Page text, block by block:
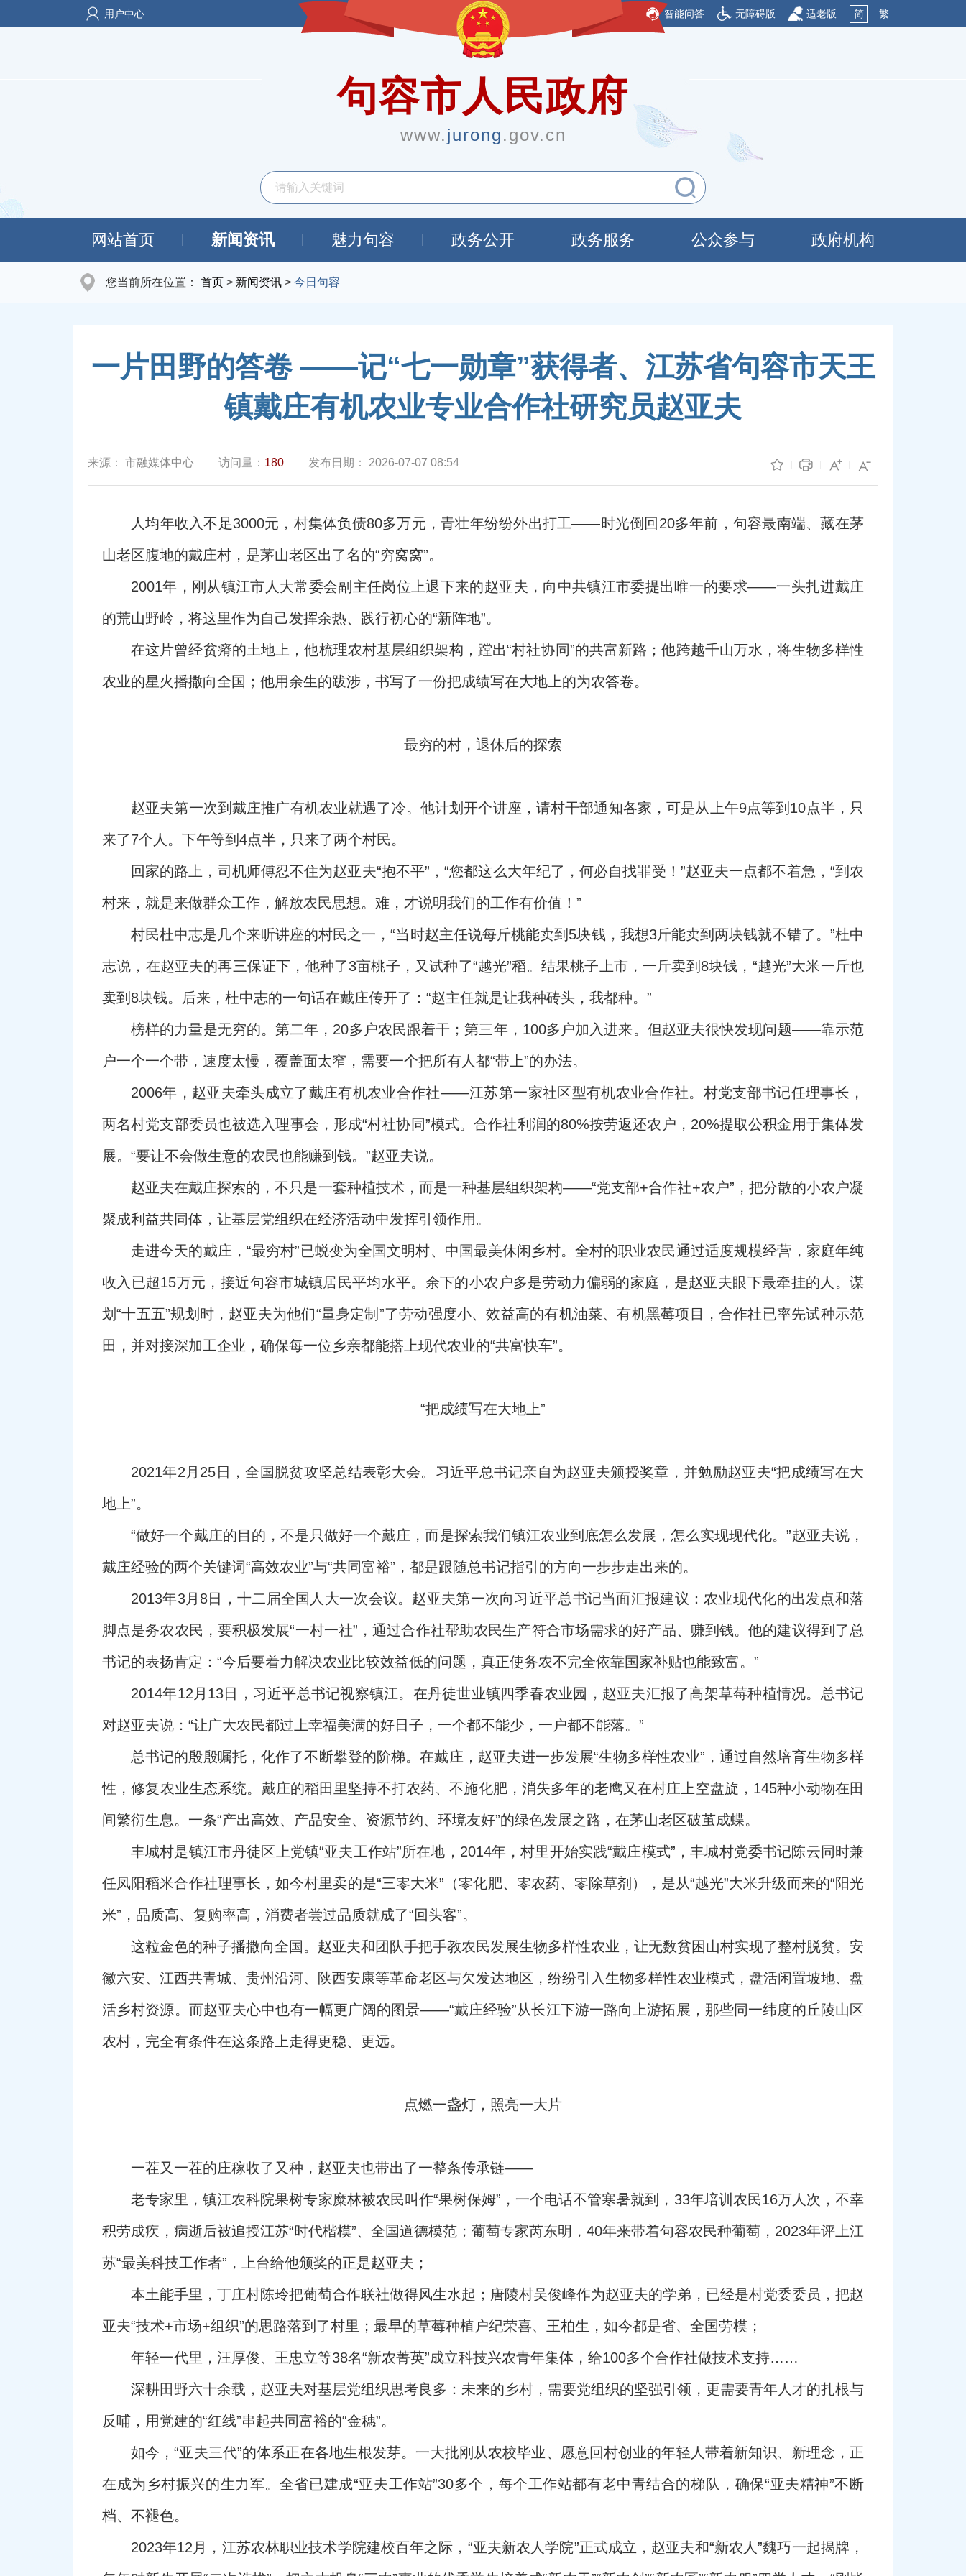
用户中心 智能问答 无障碍版 适老版 简 繁
句容市人民政府
www.jurong.gov.cn
网站首页 新闻资讯 魅力句容 政务公开 政务服务 公众参与 政府机构
您当前所在位置： 首页 > 新闻资讯 > 今日句容
一片田野的答卷 ——记“七一勋章”获得者、江苏省句容市天王
镇戴庄有机农业专业合作社研究员赵亚夫
来源： 市融媒体中心 访问量： 180 发布日期： 2026-07-07 08:54
人均年收入不足3000元，村集体负债80多万元，青壮年纷纷外出打工——时光倒回20多年前，句容最南端、藏在茅
山老区腹地的戴庄村，是茅山老区出了名的“穷窝窝”。
2001年，刚从镇江市人大常委会副主任岗位上退下来的赵亚夫，向中共镇江市委提出唯一的要求——一头扎进戴庄
的荒山野岭，将这里作为自己发挥余热、践行初心的“新阵地”。
在这片曾经贫瘠的土地上，他梳理农村基层组织架构，蹚出“村社协同”的共富新路；他跨越千山万水，将生物多样性
农业的星火播撒向全国；他用余生的跋涉，书写了一份把成绩写在大地上的为农答卷。
最穷的村，退休后的探索
赵亚夫第一次到戴庄推广有机农业就遇了冷。他计划开个讲座，请村干部通知各家，可是从上午9点等到10点半，只
来了7个人。下午等到4点半，只来了两个村民。
回家的路上，司机师傅忍不住为赵亚夫“抱不平”，“您都这么大年纪了，何必自找罪受！”赵亚夫一点都不着急，“到农
村来，就是来做群众工作，解放农民思想。难，才说明我们的工作有价值！”
村民杜中志是几个来听讲座的村民之一，“当时赵主任说每斤桃能卖到5块钱，我想3斤能卖到两块钱就不错了。”杜中
志说，在赵亚夫的再三保证下，他种了3亩桃子，又试种了“越光”稻。结果桃子上市，一斤卖到8块钱，“越光”大米一斤也
卖到8块钱。后来，杜中志的一句话在戴庄传开了：“赵主任就是让我种砖头，我都种。”
榜样的力量是无穷的。第二年，20多户农民跟着干；第三年，100多户加入进来。但赵亚夫很快发现问题——靠示范
户一个一个带，速度太慢，覆盖面太窄，需要一个把所有人都“带上”的办法。
2006年，赵亚夫牵头成立了戴庄有机农业合作社——江苏第一家社区型有机农业合作社。村党支部书记任理事长，
两名村党支部委员也被选入理事会，形成“村社协同”模式。合作社利润的80%按劳返还农户，20%提取公积金用于集体发
展。“要让不会做生意的农民也能赚到钱。”赵亚夫说。
赵亚夫在戴庄探索的，不只是一套种植技术，而是一种基层组织架构——“党支部+合作社+农户”，把分散的小农户凝
聚成利益共同体，让基层党组织在经济活动中发挥引领作用。
走进今天的戴庄，“最穷村”已蜕变为全国文明村、中国最美休闲乡村。全村的职业农民通过适度规模经营，家庭年纯
收入已超15万元，接近句容市城镇居民平均水平。余下的小农户多是劳动力偏弱的家庭，是赵亚夫眼下最牵挂的人。谋
划“十五五”规划时，赵亚夫为他们“量身定制”了劳动强度小、效益高的有机油菜、有机黑莓项目，合作社已率先试种示范
田，并对接深加工企业，确保每一位乡亲都能搭上现代农业的“共富快车”。
“把成绩写在大地上”
2021年2月25日，全国脱贫攻坚总结表彰大会。习近平总书记亲自为赵亚夫颁授奖章，并勉励赵亚夫“把成绩写在大
地上”。
“做好一个戴庄的目的，不是只做好一个戴庄，而是探索我们镇江农业到底怎么发展，怎么实现现代化。”赵亚夫说，
戴庄经验的两个关键词“高效农业”与“共同富裕”，都是跟随总书记指引的方向一步步走出来的。
2013年3月8日，十二届全国人大一次会议。赵亚夫第一次向习近平总书记当面汇报建议：农业现代化的出发点和落
脚点是务农农民，要积极发展“一村一社”，通过合作社帮助农民生产符合市场需求的好产品、赚到钱。他的建议得到了总
书记的表扬肯定：“今后要着力解决农业比较效益低的问题，真正使务农不完全依靠国家补贴也能致富。”
2014年12月13日，习近平总书记视察镇江。在丹徒世业镇四季春农业园，赵亚夫汇报了高架草莓种植情况。总书记
对赵亚夫说：“让广大农民都过上幸福美满的好日子，一个都不能少，一户都不能落。”
总书记的殷殷嘱托，化作了不断攀登的阶梯。在戴庄，赵亚夫进一步发展“生物多样性农业”，通过自然培育生物多样
性，修复农业生态系统。戴庄的稻田里坚持不打农药、不施化肥，消失多年的老鹰又在村庄上空盘旋，145种小动物在田
间繁衍生息。一条“产出高效、产品安全、资源节约、环境友好”的绿色发展之路，在茅山老区破茧成蝶。
丰城村是镇江市丹徒区上党镇“亚夫工作站”所在地，2014年，村里开始实践“戴庄模式”，丰城村党委书记陈云同时兼
任凤阳稻米合作社理事长，如今村里卖的是“三零大米”（零化肥、零农药、零除草剂），是从“越光”大米升级而来的“阳光
米”，品质高、复购率高，消费者尝过品质就成了“回头客”。
这粒金色的种子播撒向全国。赵亚夫和团队手把手教农民发展生物多样性农业，让无数贫困山村实现了整村脱贫。安
徽六安、江西共青城、贵州沿河、陕西安康等革命老区与欠发达地区，纷纷引入生物多样性农业模式，盘活闲置坡地、盘
活乡村资源。而赵亚夫心中也有一幅更广阔的图景——“戴庄经验”从长江下游一路向上游拓展，那些同一纬度的丘陵山区
农村，完全有条件在这条路上走得更稳、更远。
点燃一盏灯，照亮一大片
一茬又一茬的庄稼收了又种，赵亚夫也带出了一整条传承链——
老专家里，镇江农科院果树专家糜林被农民叫作“果树保姆”，一个电话不管寒暑就到，33年培训农民16万人次，不幸
积劳成疾，病逝后被追授江苏“时代楷模”、全国道德模范；葡萄专家芮东明，40年来带着句容农民种葡萄，2023年评上江
苏“最美科技工作者”，上台给他颁奖的正是赵亚夫；
本土能手里，丁庄村陈玲把葡萄合作联社做得风生水起；唐陵村吴俊峰作为赵亚夫的学弟，已经是村党委委员，把赵
亚夫“技术+市场+组织”的思路落到了村里；最早的草莓种植户纪荣喜、王柏生，如今都是省、全国劳模；
年轻一代里，汪厚俊、王忠立等38名“新农菁英”成立科技兴农青年集体，给100多个合作社做技术支持……
深耕田野六十余载，赵亚夫对基层党组织思考良多：未来的乡村，需要党组织的坚强引领，更需要青年人才的扎根与
反哺，用党建的“红线”串起共同富裕的“金穗”。
如今，“亚夫三代”的体系正在各地生根发芽。一大批刚从农校毕业、愿意回村创业的年轻人带着新知识、新理念，正
在成为乡村振兴的生力军。全省已建成“亚夫工作站”30多个，每个工作站都有老中青结合的梯队，确保“亚夫精神”不断
档、不褪色。
2023年12月，江苏农林职业技术学院建校百年之际，“亚夫新农人学院”正式成立，赵亚夫和“新农人”魏巧一起揭牌，